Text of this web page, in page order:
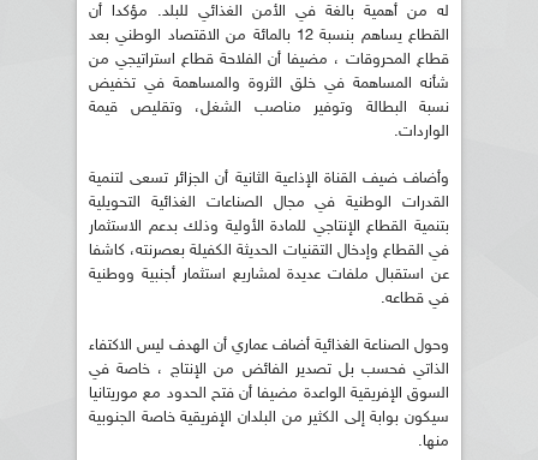
له من أهمية بالغة في الأمن الغذائي للبلد. مؤكدا أن
القطاع يساهم بنسبة 12 بالمائة من الاقتصاد الوطني بعد
قطاع المحروقات ، مضيفا أن الفلاحة قطاع استراتيجي من
شأنه المساهمة في خلق الثروة والمساهمة في تخفيض
نسبة البطالة وتوفير مناصب الشغل، وتقليص قيمة
الواردات.
وأضاف ضيف القناة الإذاعية الثانية أن الجزائر تسعى لتنمية
القدرات الوطنية في مجال الصناعات الغذائية التحويلية
بتنمية القطاع الإنتاجي للمادة الأولية وذلك بدعم الاستثمار
في القطاع وإدخال التقنيات الحديثة الكفيلة بعصرنته، كاشفا
عن استقبال ملفات عديدة لمشاريع استثمار أجنبية ووطنية
في قطاعه.
وحول الصناعة الغذائية أضاف عماري أن الهدف ليس الاكتفاء
الذاتي فحسب بل تصدير الفائض من الإنتاج ، خاصة في
السوق الإفريقية الواعدة مضيفا أن فتح الحدود مع موريتانيا
سيكون بوابة إلى الكثير من البلدان الإفريقية خاصة الجنوبية
منها.